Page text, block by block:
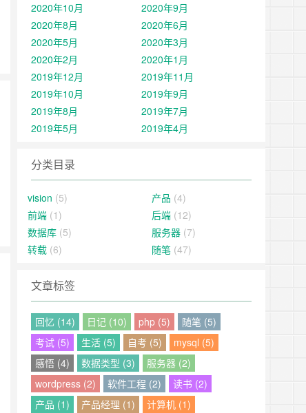
2020年10月
2020年9月
2020年8月
2020年6月
2020年5月
2020年3月
2020年2月
2020年1月
2019年12月
2019年11月
2019年10月
2019年9月
2019年8月
2019年7月
2019年5月
2019年4月
分类目录
vision (5) 产品 (4)
前端 (1) 后端 (12)
数据库 (5) 服务器 (7)
转载 (6) 随笔 (47)
文章标签
回忆 (14) 日记 (10) php (5)
随笔 (5)
考试 (5)
生活 (5) 自考 (5)
mysql (5)
感悟 (4)
数据类型 (3)
服务器 (2)
wordpress (2)
软件工程 (2)
读书 (2)
产品 (1)
产品经理 (1) 计算机 (1)